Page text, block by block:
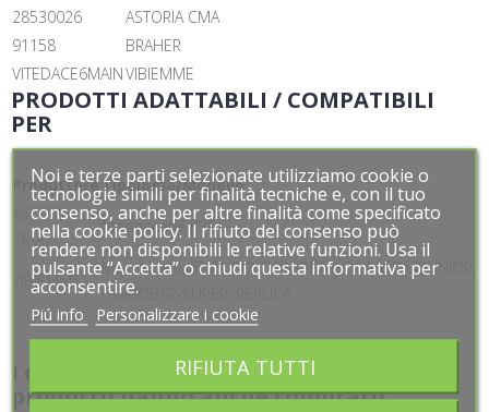
28530026
ASTORIA CMA
91158
BRAHER
VITEDACE6MAINVIBIEMME
PRODOTTI ADATTABILI / COMPATIBILI
PER
Produttore Tipologia/Modello
ASTORIA
CMA
Macinacaffé K30
VIBIEMME
Macchina caffè CUBO, DOMOBAR, DOMOBAR JUNIOR,
DOMOBAR-SUPER, REPLICA
I clienti che hanno acquistato questo
prodotto hanno anche comprato:
Noi e terze parti selezionate utilizziamo cookie o
tecnologie simili per finalità tecniche e, con il tuo
consenso, anche per altre finalità come specificato
nella cookie policy. Il rifiuto del consenso può
rendere non disponibili le relative funzioni. Usa il
pulsante “Accetta” o chiudi questa informativa per
acconsentire.
Piú info Personalizzare i cookie
RIFIUTA TUTTI
Noi e terze parti selezionate utilizziamo cookie o
tecnologie simili per finalità tecniche e, con il tuo
consenso, anche per altre finalità come specificato
nella cookie policy. Il rifiuto del consenso può
rendere non disponibili le relative funzioni. Usa il
pulsante “Accetta” o chiudi questa informativa per
acconsentire.
Piú info Personalizzare i cookie
RIFIUTA TUTTI